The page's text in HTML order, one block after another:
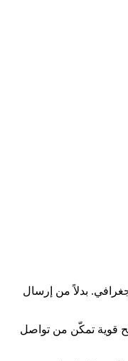
بدلاً من إرسال
قوية تمكّن من تواصل